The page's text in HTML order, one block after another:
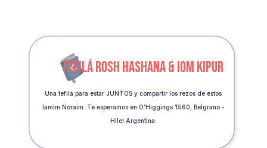
TEFILÁ ROSH HASHANA & IOM KIPUR
Una tefilá para estar JUNTOS y compartir los rezos de estos
Iamim Noraim. Te esperamos en O’Higgings 1560, Belgrano -
Hilel Argentina.